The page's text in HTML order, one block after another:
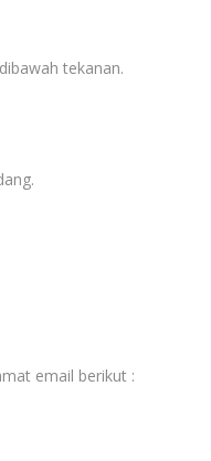
tekanan.
email berikut :